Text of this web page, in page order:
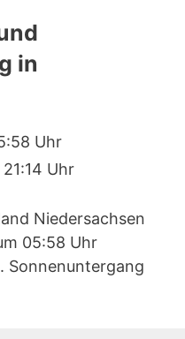
in
Uhr
21:14 Uhr
Niedersachsen
05:58 Uhr
Sonnenuntergang